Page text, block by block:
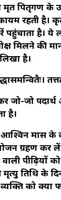
मृत पितृगण के
कायम रहती
पहुंचाता है। ये
मिलने की
है।
जो-जो
है।
आश्विन मास
ग्रहण कर
पीढ़ियों को
तिथि के
व्यक्ति को